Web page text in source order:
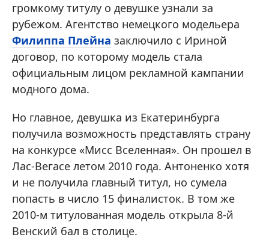
громкому титулу о девушке узнали за
рубежом. Агентство немецкого модельера
Филиппа Плейна заключило с Ириной
договор, по которому модель стала
официальным лицом рекламной кампании
модного дома.
Но главное, девушка из Екатеринбурга
получила возможность представлять страну
на конкурсе «Мисс Вселенная». Он прошел в
Лас-Вегасе летом 2010 года. Антоненко хотя
и не получила главный титул, но сумела
попасть в число 15 финалисток. В том же
2010-м титулованная модель открыла 8-й
Венский бал в столице.